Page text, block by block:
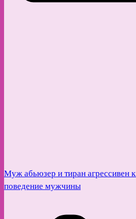
Муж абьюзер и тиран агрессивен
поведение мужчины